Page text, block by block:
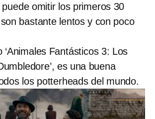
omitir los primeros 30
bastante lentos y con poco
‘Animales Fantásticos 3: Los
es una buena
los potterheads del mundo.